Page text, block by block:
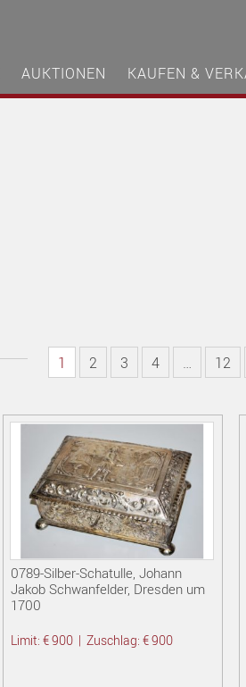
AUKTIONEN KAUFEN &
1 2 3 4 … 12
0789-Silber-Schatulle, Johann
Jakob Schwanfelder, Dresden um
1700
Limit: € 900 |Zuschlag: € 900